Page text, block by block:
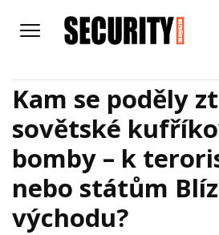
Kam se poděly
sovětské
bomby – k
nebo státům
východu?